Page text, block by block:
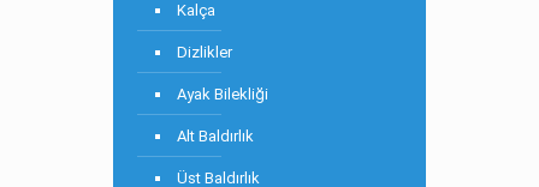
Kalça
Dizlikler
Ayak Bilekliği
Alt Baldırlık
Üst Baldırlık